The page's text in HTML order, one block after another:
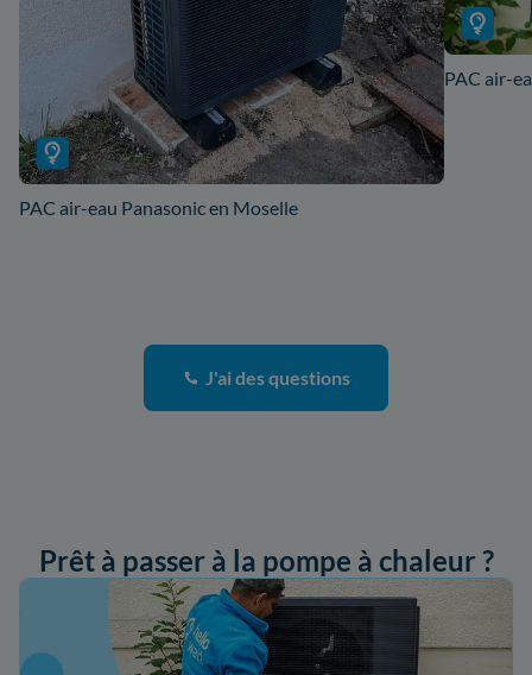
PAC air-eau Panasonic en Moselle
PAC air-
J'ai des questions
Prêt à passer à la pompe à chaleur ?